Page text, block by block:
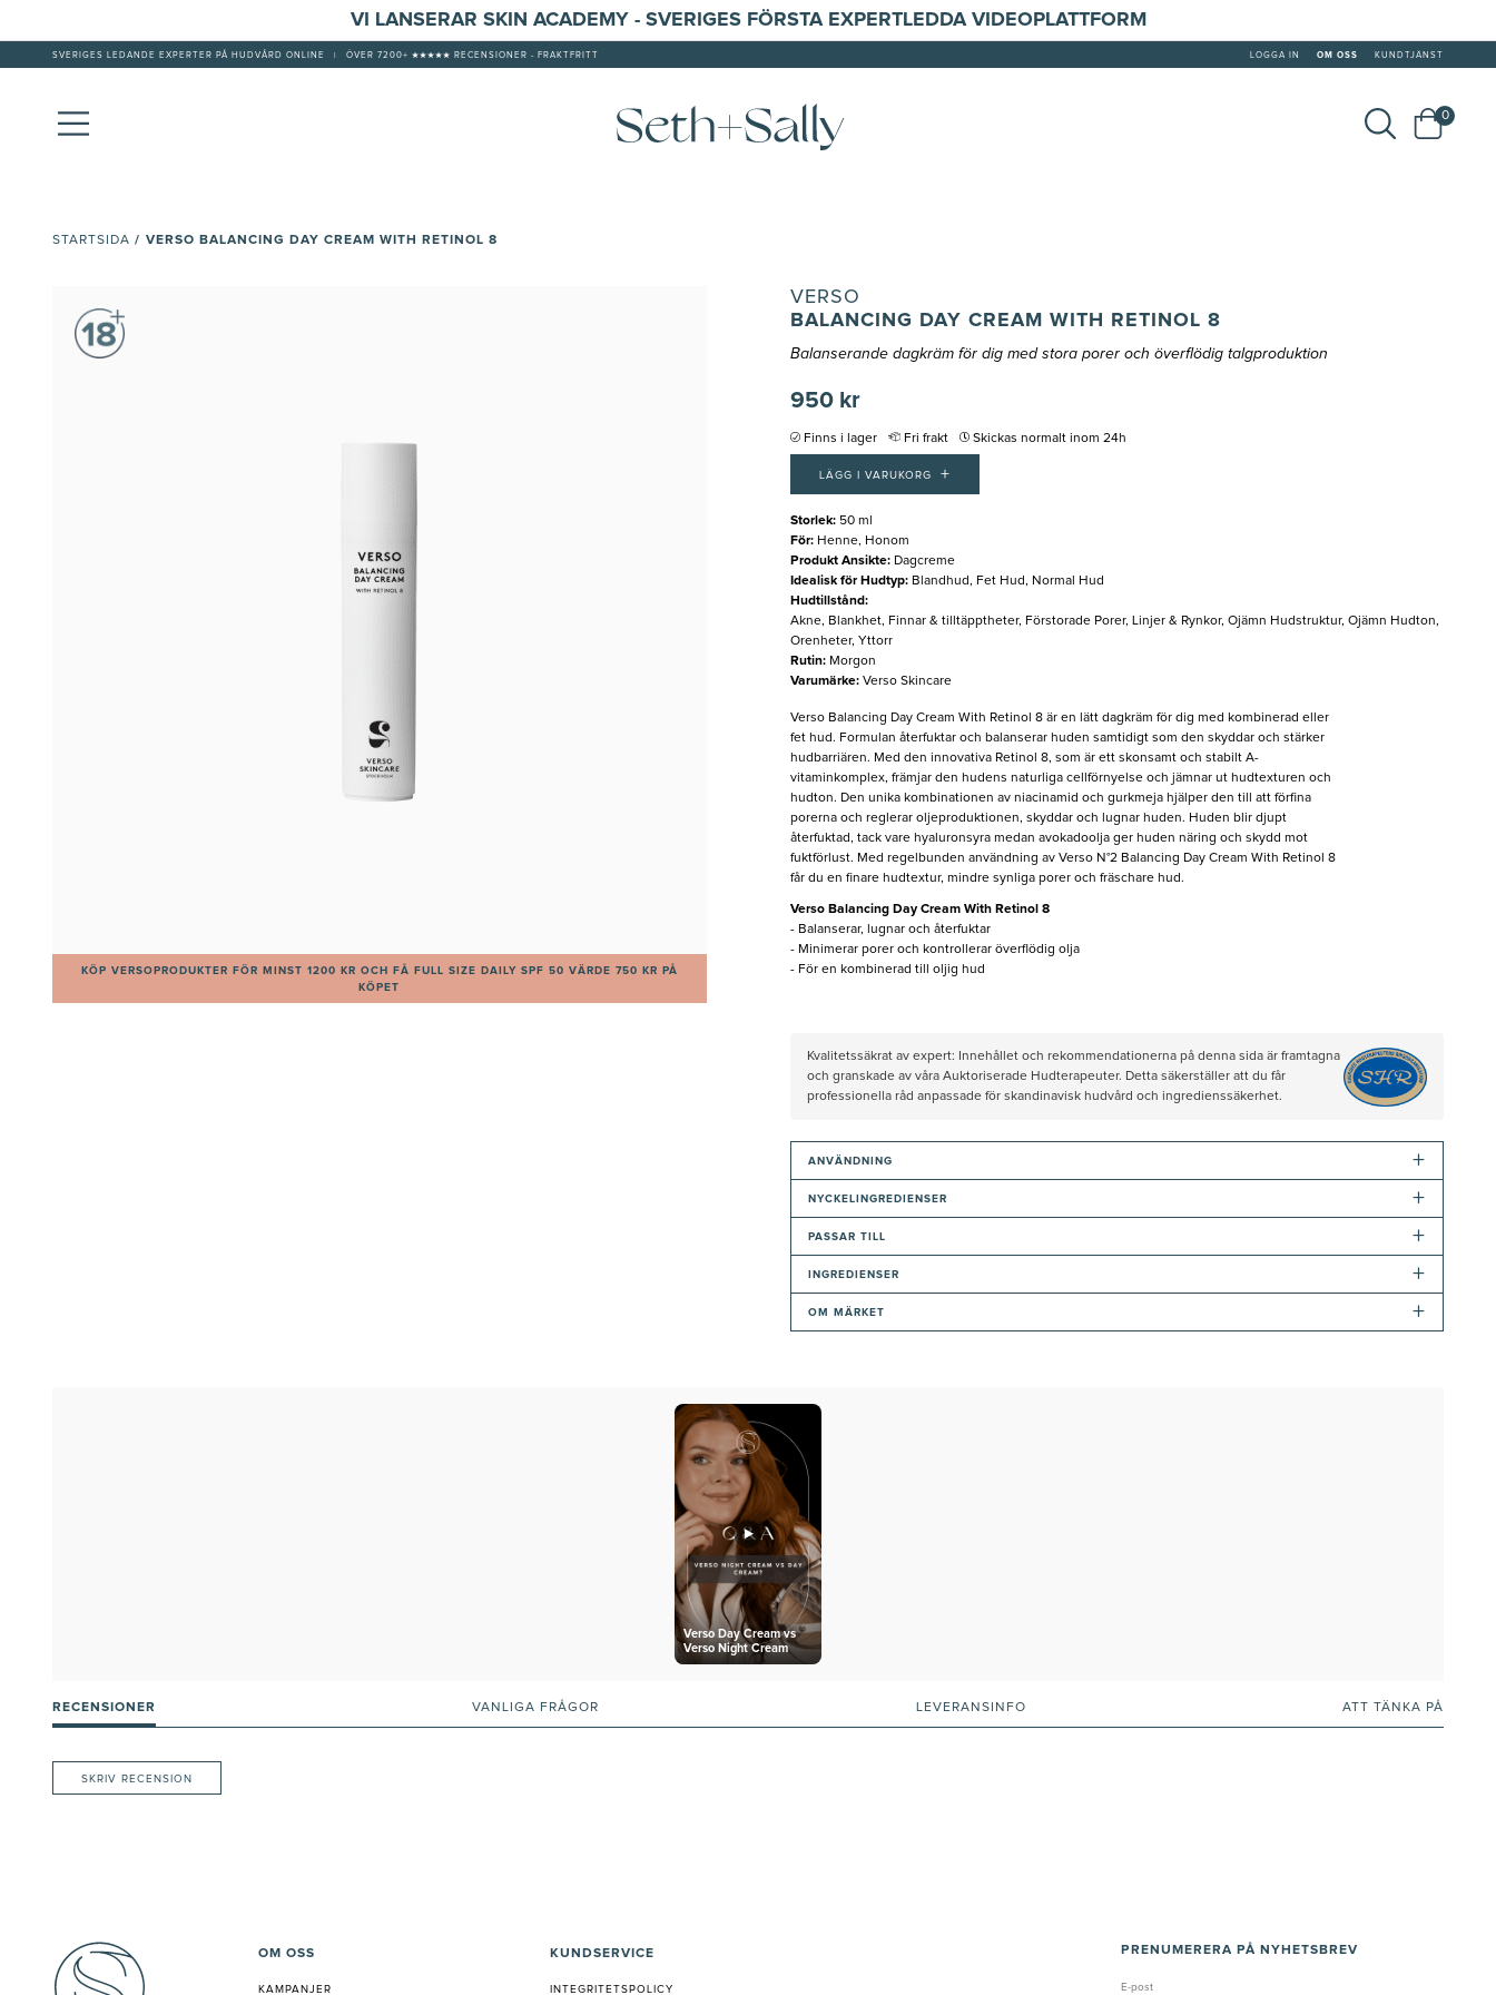
VI LANSERAR SKIN ACADEMY - SVERIGES FÖRSTA EXPERTLEDDA VIDEOPLATTFORM
SVERIGES LEDANDE EXPERTER PÅ HUDVÅRD ONLINE ÖVER 7200+ ★★★★★ RECENSIONER - FRAKTFRITT LOGGA IN OM OSS KUNDTJÄNST
0
STARTSIDA / VERSO BALANCING DAY CREAM WITH RETINOL 8
KÖP VERSOPRODUKTER FÖR MINST 1200 KR OCH FÅ FULL SIZE DAILY SPF 50 VÄRDE 750 KR PÅ
KÖPET
VERSO
BALANCING DAY CREAM WITH RETINOL 8
Balanserande dagkräm för dig med stora porer och överflödig talgproduktion
950 kr
Finns i lager Fri frakt Skickas normalt inom 24h
LÄGG I VARUKORG +
Storlek: 50 ml
För: Henne, Honom
Produkt Ansikte: Dagcreme
Idealisk för Hudtyp: Blandhud, Fet Hud, Normal Hud
Hudtillstånd:
Akne, Blankhet, Finnar & tilltäpptheter, Förstorade Porer, Linjer & Rynkor, Ojämn Hudstruktur, Ojämn Hudton,
Orenheter, Yttorr
Rutin: Morgon
Varumärke: Verso Skincare
Verso Balancing Day Cream With Retinol 8 är en lätt dagkräm för dig med kombinerad eller
fet hud. Formulan återfuktar och balanserar huden samtidigt som den skyddar och stärker
hudbarriären. Med den innovativa Retinol 8, som är ett skonsamt och stabilt A-
vitaminkomplex, främjar den hudens naturliga cellförnyelse och jämnar ut hudtexturen och
hudton. Den unika kombinationen av niacinamid och gurkmeja hjälper den till att förfina
porerna och reglerar oljeproduktionen, skyddar och lugnar huden. Huden blir djupt
återfuktad, tack vare hyaluronsyra medan avokadoolja ger huden näring och skydd mot
fuktförlust. Med regelbunden användning av Verso N°2 Balancing Day Cream With Retinol 8
får du en finare hudtextur, mindre synliga porer och fräschare hud.
Verso Balancing Day Cream With Retinol 8
- Balanserar, lugnar och återfuktar
- Minimerar porer och kontrollerar överflödig olja
- För en kombinerad till oljig hud
Kvalitetssäkrat av expert: Innehållet och rekommendationerna på denna sida är framtagna
och granskade av våra Auktoriserade Hudterapeuter. Detta säkerställer att du får
professionella råd anpassade för skandinavisk hudvård och ingredienssäkerhet.
ANVÄNDNING +
NYCKELINGREDIENSER +
PASSAR TILL +
INGREDIENSER +
OM MÄRKET +
Verso Day Cream vs
Verso Night Cream
RECENSIONER VANLIGA FRÅGOR LEVERANSINFO ATT TÄNKA PÅ
SKRIV RECENSION
OM OSS
KAMPANJER
KUNDSERVICE
INTEGRITETSPOLICY
PRENUMERERA PÅ NYHETSBREV